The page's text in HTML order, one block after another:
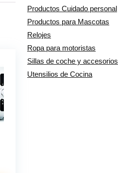
Productos Cuidado personal
Productos para Mascotas
Relojes
Ropa para motoristas
Sillas de coche y accesorios
Utensilios de Cocina